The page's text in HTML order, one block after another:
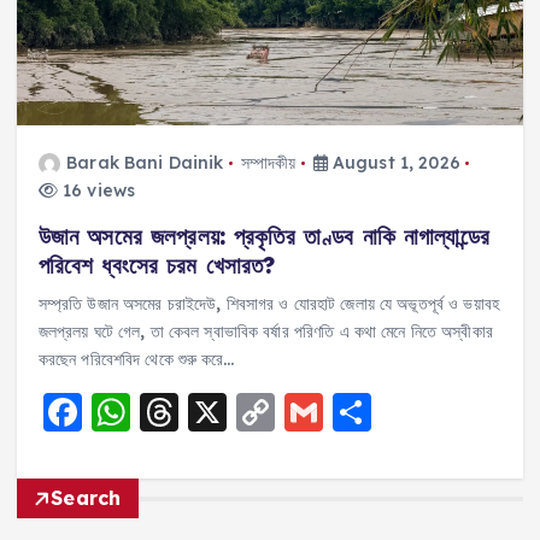
k
Barak Bani Dainik সম্পাদকীয়
August 1, 2026
16 views
উজান অসমের জলপ্রলয়: প্রকৃতির তাণ্ডব নাকি নাগাল্যান্ডের
পরিবেশ ধ্বংসের চরম খেসারত?
সম্প্রতি উজান অসমের চরাইদেউ, শিবসাগর ও যোরহাট জেলায় যে অভূতপূর্ব ও ভয়াবহ
জলপ্রলয় ঘটে গেল, তা কেবল স্বাভাবিক বর্ষার পরিণতি এ কথা মেনে নিতে অস্বীকার
করছেন পরিবেশবিদ থেকে শুরু করে…
F
c
e
W
a
ts
T
re
X C
p
G
ai
S
a
Search